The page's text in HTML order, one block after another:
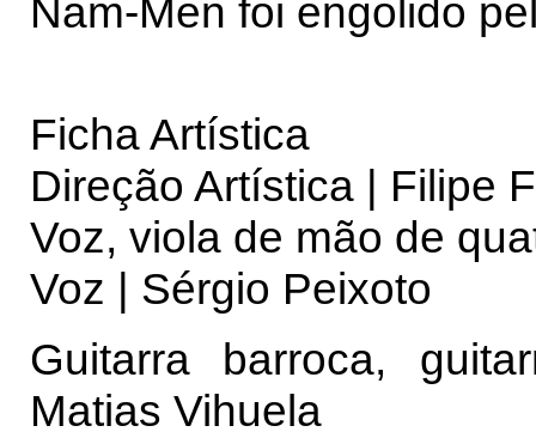
Nam-Men foi engolido
Ficha Artística
Direção Artística | Filipe
Voz, viola de mão de
Voz | Sérgio Peixoto
Guitarra barroca,
Matias Vihuela